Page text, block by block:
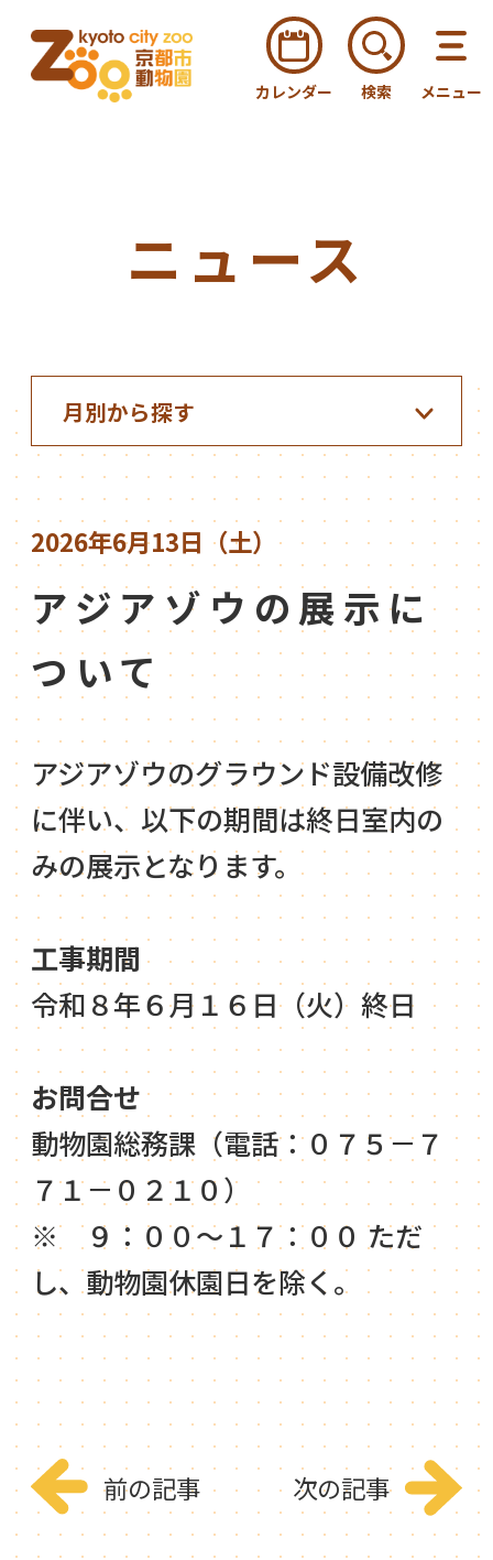
カレンダー 検索 メニュー
ニュース
2026年6月13日（土）
アジアゾウの展示に
ついて
アジアゾウのグラウンド設備改修
に伴い、以下の期間は終日室内の
みの展示となります。
工事期間
令和８年６月１６日（火）終日
お問合せ
動物園総務課（電話：０７５－７
７１－０２１０）
※ ９：００～１７：００ ただ
し、動物園休園日を除く。
前の記事 次の記事